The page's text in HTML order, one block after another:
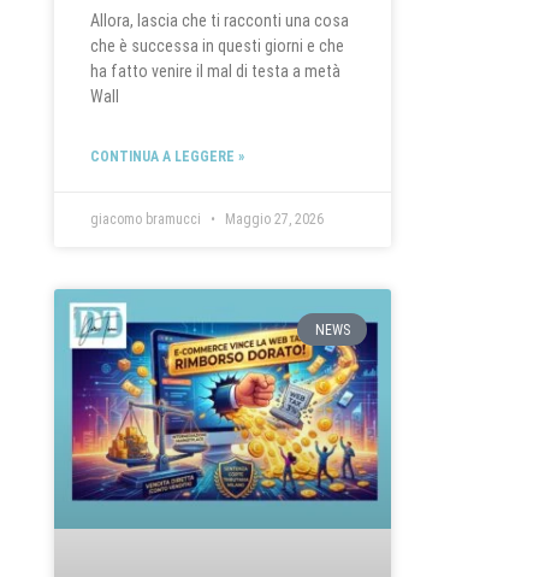
Allora, lascia che ti racconti una cosa
che è successa in questi giorni e che
ha fatto venire il mal di testa a metà
Wall
CONTINUA A LEGGERE »
giacomo bramucci Maggio 27, 2026
NEWS